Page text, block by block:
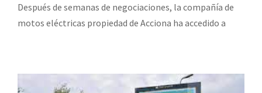
Después de semanas de negociaciones, la compañía de
motos eléctricas propiedad de Acciona ha accedido a